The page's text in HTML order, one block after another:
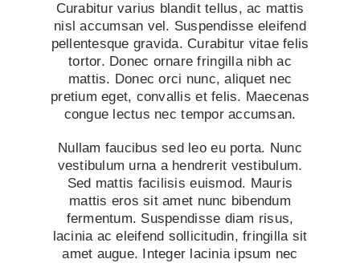
Curabitur varius blandit tellus, ac mattis
nisl accumsan vel. Suspendisse eleifend
pellentesque gravida. Curabitur vitae felis
tortor. Donec ornare fringilla nibh ac
mattis. Donec orci nunc, aliquet nec
pretium eget, convallis et felis. Maecenas
congue lectus nec tempor accumsan.
Nullam faucibus sed leo eu porta. Nunc
vestibulum urna a hendrerit vestibulum.
Sed mattis facilisis euismod. Mauris
mattis eros sit amet nunc bibendum
fermentum. Suspendisse diam risus,
lacinia ac eleifend sollicitudin, fringilla sit
amet augue. Integer lacinia ipsum nec